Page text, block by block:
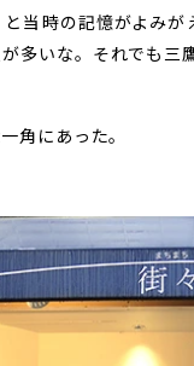
当時の記憶がよみが
多いな。それでも三
角にあった。